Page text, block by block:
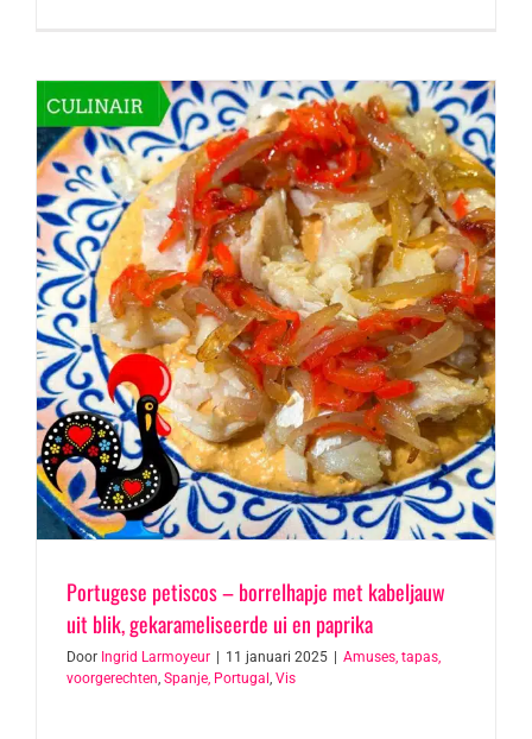
Portugese petiscos – borrelhapje met kabeljauw
uit blik, gekarameliseerde ui en paprika
Door Ingrid Larmoyeur 11 januari 2025
Amuses, tapas,
voorgerechten, Spanje, Portugal , Vis